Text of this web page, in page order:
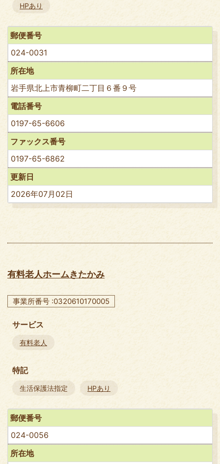
HPあり
郵便番号
024-0031
所在地
岩手県北上市青柳町二丁目６番９号
電話番号
0197-65-6606
ファックス番号
0197-65-6862
更新日
2026年07月02日
有料老人ホームきたかみ
事業所番号 :0320610170005
サービス
有料老人
特記
生活保護法指定 HPあり
郵便番号
024-0056
所在地